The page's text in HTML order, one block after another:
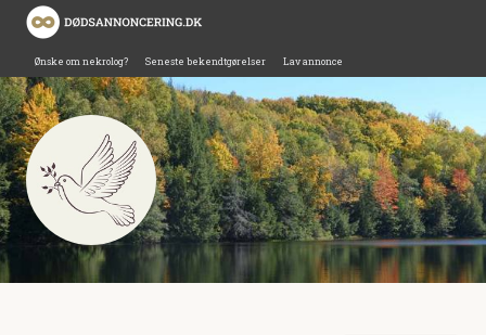
Ønske om nekrolog? Seneste bekendtgørelser Lav annonce